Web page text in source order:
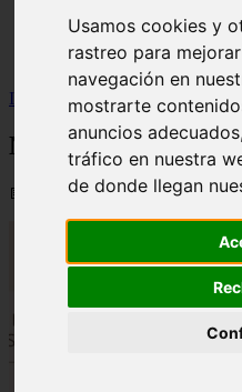
Usamos cookies y
rastreo para
navegación en
mostrarte
anuncios
tráfico en nuestra
de donde llegan
tablon de anuncios
zona pro
Inicio
gatos2 >Nombres
Nombres Únicos
📅 12/06/2025